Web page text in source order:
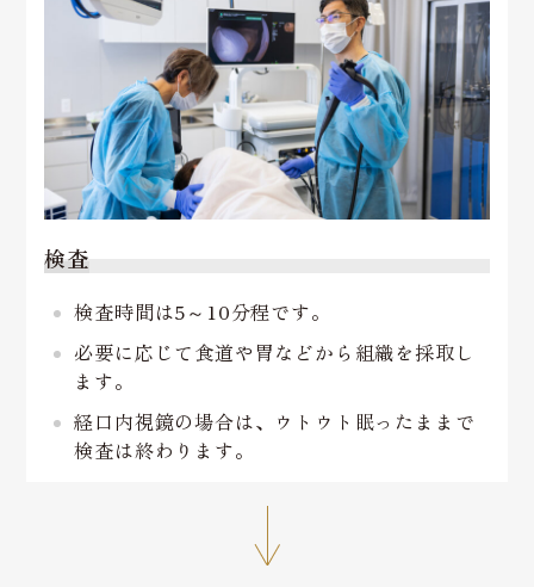
検査
検査時間は5～10分程です。
必要に応じて食道や胃などから組織を採取し
ます。
経口内視鏡の場合は、ウトウト眠ったままで
検査は終わります。